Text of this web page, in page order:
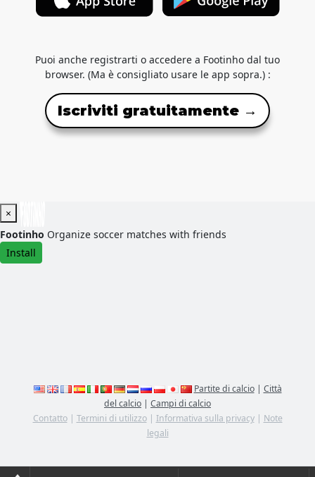
Puoi anche registrarti o accedere a Footinho dal tuo
browser. (Ma è consigliato usare le app sopra.) :
Iscriviti gratuitamente →
×
Footinho Organize soccer matches with friends
Install
Partite di calcio| Città
del calcio | Campi di calcio
Contatto| Termini di utilizzo| Informativa sulla privacy| Note
legali